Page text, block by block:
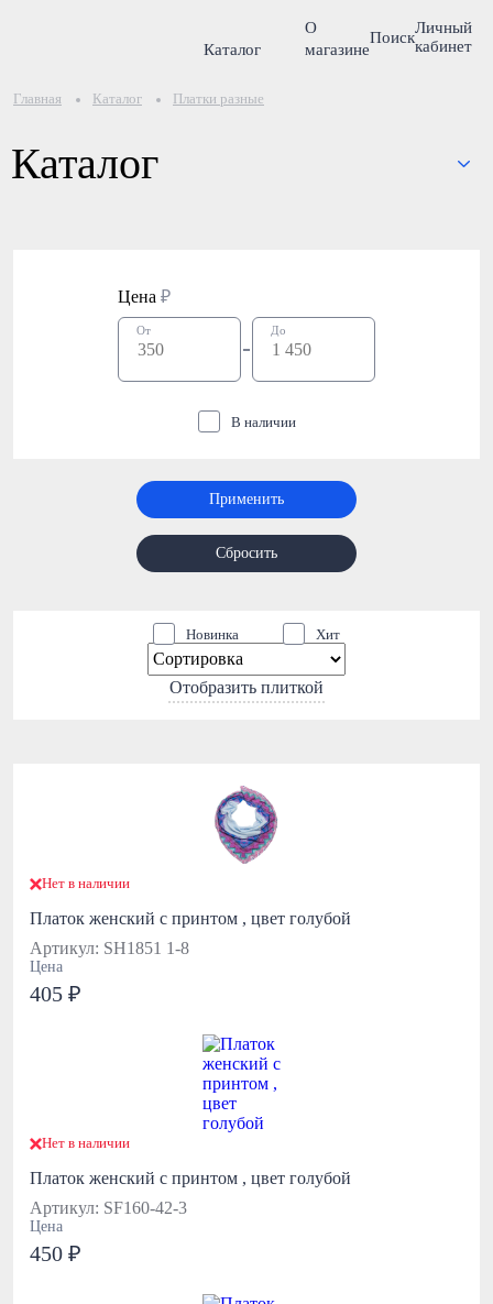
Каталог
О
магазине
Поиск
Личный
кабинет
Главная Каталог Платки разные
Каталог
Цена ₽
От До
В наличии
Применить
Сбросить
Новинка Хит
Отобразить плиткой
Нет в наличии
Платок женский с принтом , цвет голубой
Артикул: SH1851 1-8
Цена
405 ₽
Нет в наличии
Платок женский с принтом , цвет голубой
Артикул: SF160-42-3
Цена
450 ₽